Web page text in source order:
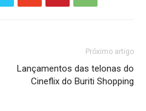
Próximo artigo
Lançamentos das telonas do
Cineflix do Buriti Shopping